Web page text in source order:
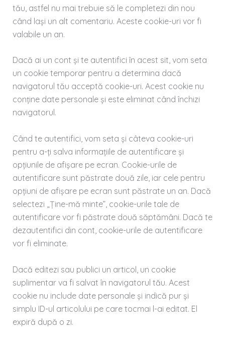
tău, astfel nu mai trebuie să le completezi din nou
când lași un alt comentariu. Aceste cookie-uri vor fi
valabile un an.
Dacă ai un cont și te autentifici în acest sit, vom seta
un cookie temporar pentru a determina dacă
navigatorul tău acceptă cookie-uri. Acest cookie nu
conține date personale și este eliminat când închizi
navigatorul.
Când te autentifici, vom seta și câteva cookie-uri
pentru a-ți salva informațiile de autentificare și
opțiunile de afișare pe ecran. Cookie-urile de
autentificare sunt păstrate două zile, iar cele pentru
opțiuni de afișare pe ecran sunt păstrate un an. Dacă
selectezi „Ține-mă minte”, cookie-urile tale de
autentificare vor fi păstrate două săptămâni. Dacă te
dezautentifici din cont, cookie-urile de autentificare
vor fi eliminate.
Dacă editezi sau publici un articol, un cookie
suplimentar va fi salvat în navigatorul tău. Acest
cookie nu include date personale și indică pur și
simplu ID-ul articolului pe care tocmai l-ai editat. El
expiră după o zi.